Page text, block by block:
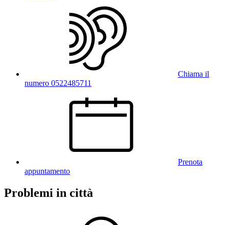
Chiama il
numero 0522485711
Prenota
appuntamento
Problemi in città